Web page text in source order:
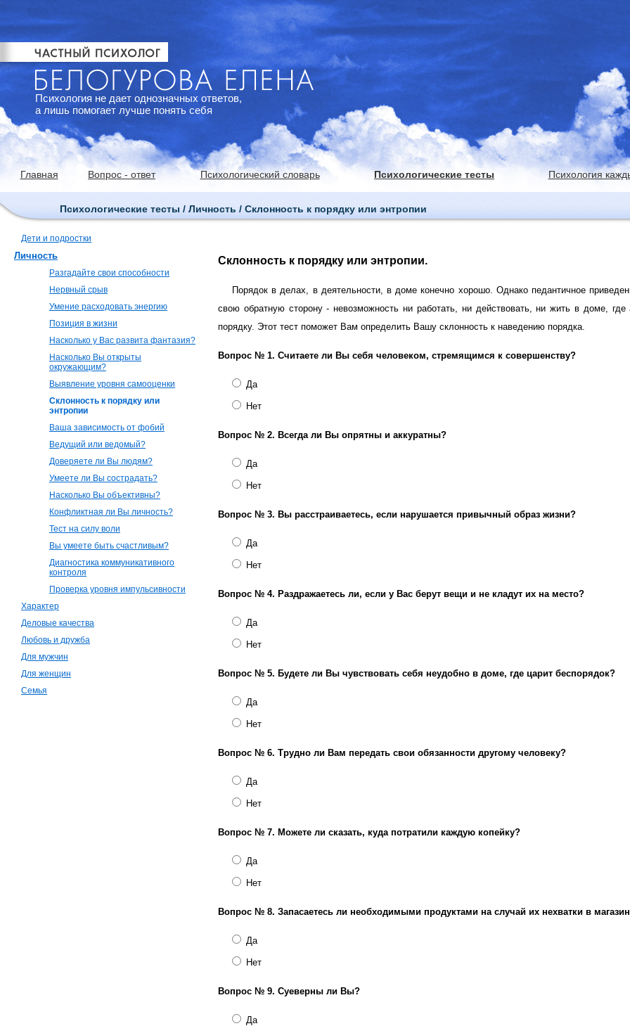
Психология не дает однозначных ответов,
а лишь помогает лучше понять себя
Главная Вопрос - ответ Психологический словарь Психологические тесты Психология
Психологические тесты / Личность / Склонность к порядку или энтропии
Дети и подростки
Личность
Разгадайте свои способности
Нервный срыв
Умение расходовать энергию
Позиция в жизни
Насколько у Вас развита фантазия?
Насколько Вы открыты
окружающим?
Выявление уровня самооценки
Склонность к порядку или
энтропии
Ваша зависимость от фобий
Ведущий или ведомый?
Доверяете ли Вы людям?
Умеете ли Вы сострадать?
Насколько Вы объективны?
Конфликтная ли Вы личность?
Тест на силу воли
Вы умеете быть счастливым?
Диагностика коммуникативного
контроля
Проверка уровня импульсивности
Характер
Деловые качества
Любовь и дружба
Для мужчин
Для женщин
Семья
Склонность к порядку или энтропии.
Порядок в делах, в деятельности, в доме конечно хорошо. Однако педантичное
свою обратную сторону - невозможность ни работать, ни действовать, ни жить в доме,
порядку. Этот тест поможет Вам определить Вашу склонность к наведению порядка.
Вопрос № 1. Считаете ли Вы себя человеком, стремящимся к совершенству?
Да
Нет
Вопрос № 2. Всегда ли Вы опрятны и аккуратны?
Да
Нет
Вопрос № 3. Вы расстраиваетесь, если нарушается привычный образ жизни?
Да
Нет
Вопрос № 4. Раздражаетесь ли, если у Вас берут вещи и не кладут их на место?
Да
Нет
Вопрос № 5. Будете ли Вы чувствовать себя неудобно в доме, где царит беспорядок?
Да
Нет
Вопрос № 6. Трудно ли Вам передать свои обязанности другому человеку?
Да
Нет
Вопрос № 7. Можете ли сказать, куда потратили каждую копейку?
Да
Нет
Вопрос № 8. Запасаетесь ли необходимыми продуктами на случай их нехватки в
Да
Нет
Вопрос № 9. Суеверны ли Вы?
Да